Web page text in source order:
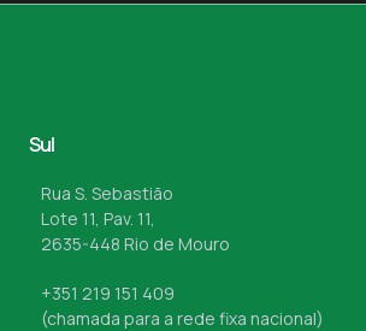
Sul
Rua S. Sebastião
Lote 11, Pav. 11,
2635-448 Rio de Mouro
+351 219 151 409
(chamada para a rede fixa nacional)